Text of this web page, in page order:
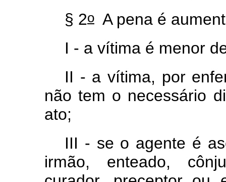
§ 2o A pena é
I - a vítima é menor
II - a vítima, por
não tem o necessário
ato;
III - se o agente é
irmão, enteado,